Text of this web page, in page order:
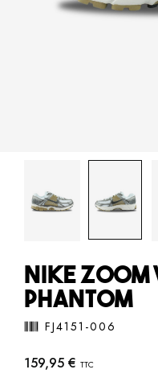
NIKE ZOOM
PHANTOM
FJ4151-006
159,95 € TTC